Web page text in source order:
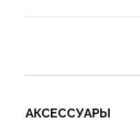
АКСЕССУАРЫ